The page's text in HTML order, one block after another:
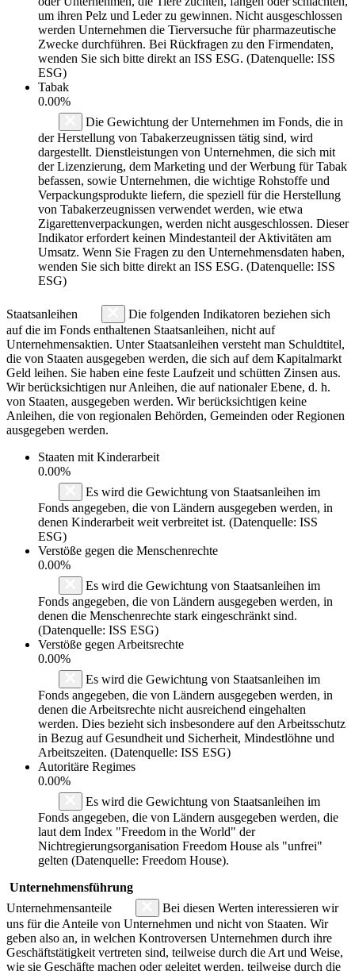
um ihren Pelz und Leder zu gewinnen. Nicht ausgeschlossen
werden Unternehmen die Tierversuche für pharmazeutische
Zwecke durchführen. Bei Rückfragen zu den Firmendaten,
wenden Sie sich bitte direkt an ISS ESG. (Datenquelle: ISS
ESG)
Tabak
0.00%
Die Gewichtung der Unternehmen im Fonds, die in
der Herstellung von Tabakerzeugnissen tätig sind, wird
dargestellt. Dienstleistungen von Unternehmen, die sich mit
der Lizenzierung, dem Marketing und der Werbung für Tabak
befassen, sowie Unternehmen, die wichtige Rohstoffe und
Verpackungsprodukte liefern, die speziell für die Herstellung
von Tabakerzeugnissen verwendet werden, wie etwa
Zigarettenverpackungen, werden nicht ausgeschlossen. Dieser
Indikator erfordert keinen Mindestanteil der Aktivitäten am
Umsatz. Wenn Sie Fragen zu den Unternehmensdaten haben,
wenden Sie sich bitte direkt an ISS ESG. (Datenquelle: ISS
ESG)
Staatsanleihen
Die folgenden Indikatoren beziehen sich
auf die im Fonds enthaltenen Staatsanleihen, nicht auf
Unternehmensaktien. Unter Staatsanleihen versteht man Schuldtitel,
die von Staaten ausgegeben werden, die sich auf dem Kapitalmarkt
Geld leihen. Sie haben eine feste Laufzeit und schütten Zinsen aus.
Wir berücksichtigen nur Anleihen, die auf nationaler Ebene, d. h.
von Staaten, ausgegeben werden. Wir berücksichtigen keine
Anleihen, die von regionalen Behörden, Gemeinden oder Regionen
ausgegeben werden.
Staaten mit Kinderarbeit
0.00%
Es wird die Gewichtung von Staatsanleihen im
Fonds angegeben, die von Ländern ausgegeben werden, in
denen Kinderarbeit weit verbreitet ist. (Datenquelle: ISS
ESG)
Verstöße gegen die Menschenrechte
0.00%
Es wird die Gewichtung von Staatsanleihen im
Fonds angegeben, die von Ländern ausgegeben werden, in
denen die Menschenrechte stark eingeschränkt sind.
(Datenquelle: ISS ESG)
Verstöße gegen Arbeitsrechte
0.00%
Es wird die Gewichtung von Staatsanleihen im
Fonds angegeben, die von Ländern ausgegeben werden, in
denen die Arbeitsrechte nicht ausreichend eingehalten
werden. Dies bezieht sich insbesondere auf den Arbeitsschutz
in Bezug auf Gesundheit und Sicherheit, Mindestlöhne und
Arbeitszeiten. (Datenquelle: ISS ESG)
Autoritäre Regimes
0.00%
Es wird die Gewichtung von Staatsanleihen im
Fonds angegeben, die von Ländern ausgegeben werden, die
laut dem Index "Freedom in the World" der
Nichtregierungsorganisation Freedom House als "unfrei"
gelten (Datenquelle: Freedom House).
Unternehmensführung
Unternehmensanteile
Bei diesen Werten interessieren wir
uns für die Anteile von Unternehmen und nicht von Staaten. Wir
geben also an, in welchen Kontroversen Unternehmen durch ihre
Geschäftstätigkeit vertreten sind, teilweise durch die Art und Weise,
wie sie Geschäfte machen oder geleitet werden, teilweise durch die